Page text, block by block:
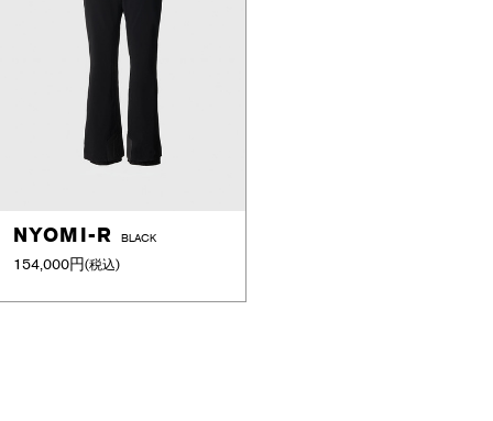
NYOMI-R BLACK
154,000円(税込)